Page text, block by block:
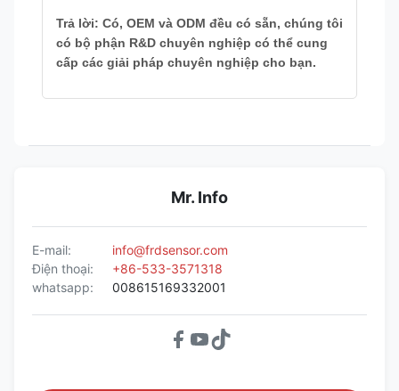
Trả lời: Có, OEM và ODM đều có sẵn, chúng tôi
có bộ phận R&D chuyên nghiệp có thể cung
cấp các giải pháp chuyên nghiệp cho bạn.
Mr. Info
E-mail:
info@frdsensor.com
Điện thoại:
+86-533-3571318
whatsapp:
008615169332001